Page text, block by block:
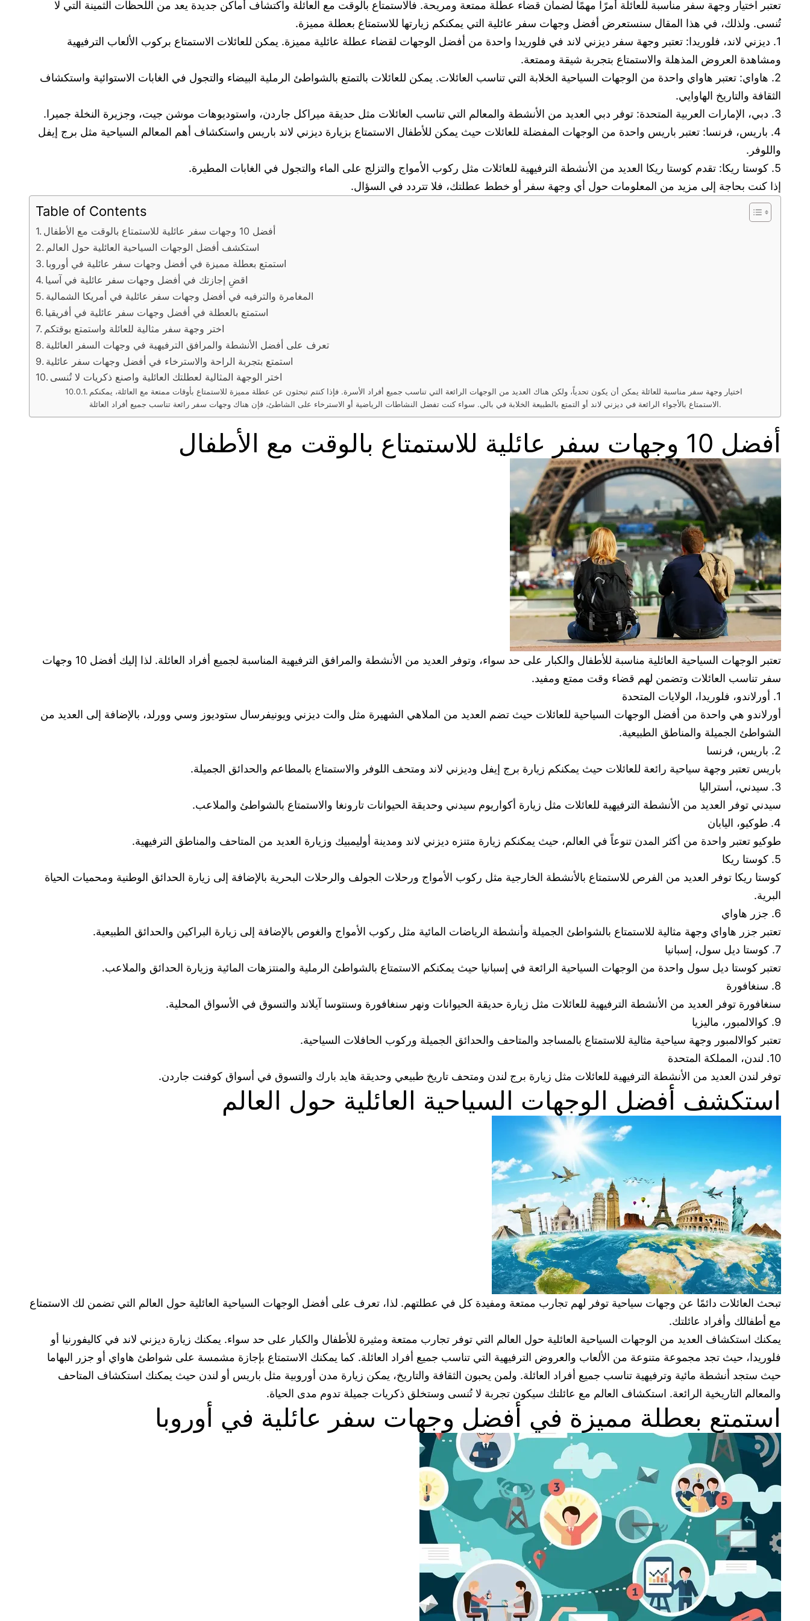
تعتبر اختيار وجهة سفر مناسبة للعائلة أمرًا مهمًا لضمان قضاء عطلة ممتعة ومريحة. فالاستمتاع بالوقت مع العائلة واكتشاف أماكن جديدة يعد من اللحظات الثمينة التي لا
تُنسى. ولذلك، في هذا المقال سنستعرض أفضل وجهات سفر عائلية التي يمكنكم زيارتها للاستمتاع بعطلة مميزة.
1. ديزني لاند، فلوريدا: تعتبر وجهة سفر ديزني لاند في فلوريدا واحدة من أفضل الوجهات لقضاء عطلة عائلية مميزة. يمكن للعائلات الاستمتاع بركوب الألعاب الترفيهية
ومشاهدة العروض المذهلة والاستمتاع بتجربة شيقة وممتعة.
2. هاواي: تعتبر هاواي واحدة من الوجهات السياحية الخلابة التي تناسب العائلات. يمكن للعائلات بالتمتع بالشواطئ الرملية البيضاء والتجول في الغابات الاستوائية واستكشاف
الثقافة والتاريخ الهاوايي.
3. دبي، الإمارات العربية المتحدة: توفر دبي العديد من الأنشطة والمعالم التي تناسب العائلات مثل حديقة ميراكل جاردن، واستوديوهات موشن جيت، وجزيرة النخلة جميرا.
4. باريس، فرنسا: تعتبر باريس واحدة من الوجهات المفضلة للعائلات حيث يمكن للأطفال الاستمتاع بزيارة ديزني لاند باريس واستكشاف أهم المعالم السياحية مثل برج إيفل
واللوفر.
5. كوستا ريكا: تقدم كوستا ريكا العديد من الأنشطة الترفيهية للعائلات مثل ركوب الأمواج والتزلج على الماء والتجول في الغابات المطيرة.
إذا كنت بحاجة إلى مزيد من المعلومات حول أي وجهة سفر أو خطط عطلتك، فلا تتردد في السؤال.
Table of Contents
أفضل 10 وجهات سفر عائلية للاستمتاع بالوقت مع الأطفال
استكشف أفضل الوجهات السياحية العائلية حول العالم
استمتع بعطلة مميزة في أفضل وجهات سفر عائلية في أوروبا
اقضِ إجازتك في أفضل وجهات سفر عائلية في آسيا
المغامرة والترفيه في أفضل وجهات سفر عائلية في أمريكا الشمالية
استمتع بالعطلة في أفضل وجهات سفر عائلية في أفريقيا
اختر وجهة سفر مثالية للعائلة واستمتع بوقتكم
تعرف على أفضل الأنشطة والمرافق الترفيهية في وجهات السفر العائلية
استمتع بتجربة الراحة والاسترخاء في أفضل وجهات سفر عائلية
اختر الوجهة المثالية لعطلتك العائلية واصنع ذكريات لا تُنسى
اختيار وجهة سفر مناسبة للعائلة يمكن أن يكون تحدياً، ولكن هناك العديد من الوجهات الرائعة التي تناسب جميع أفراد الأسرة. فإذا كنتم تبحثون عن عطلة مميزة للاستمتاع بأوقات ممتعة مع العائلة، يمكنكم
الاستمتاع بالأجواء الرائعة في ديزني لاند أو التمتع بالطبيعة الخلابة في بالي. سواء كنت تفضل النشاطات الرياضية أو الاسترخاء على الشاطئ، فإن هناك وجهات سفر رائعة تناسب جميع أفراد العائلة.
أفضل 10 وجهات سفر عائلية للاستمتاع بالوقت مع الأطفال
تعتبر الوجهات السياحية العائلية مناسبة للأطفال والكبار على حد سواء، وتوفر العديد من الأنشطة والمرافق الترفيهية المناسبة لجميع أفراد العائلة. لذا إليك أفضل 10 وجهات
سفر تناسب العائلات وتضمن لهم قضاء وقت ممتع ومفيد.
1. أورلاندو، فلوريدا، الولايات المتحدة
أورلاندو هي واحدة من أفضل الوجهات السياحية للعائلات حيث تضم العديد من الملاهي الشهيرة مثل والت ديزني ويونيفرسال ستوديوز وسي وورلد، بالإضافة إلى العديد من
الشواطئ الجميلة والمناطق الطبيعية.
2. باريس، فرنسا
باريس تعتبر وجهة سياحية رائعة للعائلات حيث يمكنكم زيارة برج إيفل وديزني لاند ومتحف اللوفر والاستمتاع بالمطاعم والحدائق الجميلة.
3. سيدني، أستراليا
سيدني توفر العديد من الأنشطة الترفيهية للعائلات مثل زيارة أكواريوم سيدني وحديقة الحيوانات تارونغا والاستمتاع بالشواطئ والملاعب.
4. طوكيو، اليابان
طوكيو تعتبر واحدة من أكثر المدن تنوعاً في العالم، حيث يمكنكم زيارة متنزه ديزني لاند ومدينة أوليمبيك وزيارة العديد من المتاحف والمناطق الترفيهية.
5. كوستا ريكا
كوستا ريكا توفر العديد من الفرص للاستمتاع بالأنشطة الخارجية مثل ركوب الأمواج ورحلات الجولف والرحلات البحرية بالإضافة إلى زيارة الحدائق الوطنية ومحميات الحياة
البرية.
6. جزر هاواي
تعتبر جزر هاواي وجهة مثالية للاستمتاع بالشواطئ الجميلة وأنشطة الرياضات المائية مثل ركوب الأمواج والغوص بالإضافة إلى زيارة البراكين والحدائق الطبيعية.
7. كوستا ديل سول، إسبانيا
تعتبر كوستا ديل سول واحدة من الوجهات السياحية الرائعة في إسبانيا حيث يمكنكم الاستمتاع بالشواطئ الرملية والمنتزهات المائية وزيارة الحدائق والملاعب.
8. سنغافورة
سنغافورة توفر العديد من الأنشطة الترفيهية للعائلات مثل زيارة حديقة الحيوانات ونهر سنغافورة وسنتوسا آيلاند والتسوق في الأسواق المحلية.
9. كوالالمبور، ماليزيا
تعتبر كوالالمبور وجهة سياحية مثالية للاستمتاع بالمساجد والمتاحف والحدائق الجميلة وركوب الحافلات السياحية.
10. لندن، المملكة المتحدة
توفر لندن العديد من الأنشطة الترفيهية للعائلات مثل زيارة برج لندن ومتحف تاريخ طبيعي وحديقة هايد بارك والتسوق في أسواق كوفنت جاردن.
استكشف أفضل الوجهات السياحية العائلية حول العالم
تبحث العائلات دائمًا عن وجهات سياحية توفر لهم تجارب ممتعة ومفيدة كل في عطلتهم. لذا، تعرف على أفضل الوجهات السياحية العائلية حول العالم التي تضمن لك الاستمتاع
مع أطفالك وأفراد عائلتك.
يمكنك استكشاف العديد من الوجهات السياحية العائلية حول العالم التي توفر تجارب ممتعة ومثيرة للأطفال والكبار على حد سواء. يمكنك زيارة ديزني لاند في كاليفورنيا أو
فلوريدا، حيث تجد مجموعة متنوعة من الألعاب والعروض الترفيهية التي تناسب جميع أفراد العائلة. كما يمكنك الاستمتاع بإجازة مشمسة على شواطئ هاواي أو جزر البهاما
حيث ستجد أنشطة مائية وترفيهية تناسب جميع أفراد العائلة. ولمن يحبون الثقافة والتاريخ، يمكن زيارة مدن أوروبية مثل باريس أو لندن حيث يمكنك استكشاف المتاحف
والمعالم التاريخية الرائعة. استكشاف العالم مع عائلتك سيكون تجربة لا تُنسى وستخلق ذكريات جميلة تدوم مدى الحياة.
استمتع بعطلة مميزة في أفضل وجهات سفر عائلية في أوروبا